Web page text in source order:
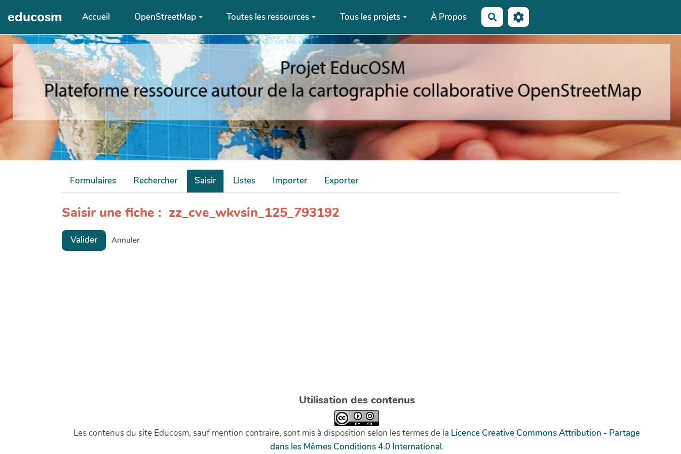
Aller au contenu principal
educosm Accueil OpenStreetMap Toutes les ressources Tous les projets À Propos Rechercher
Formulaires Rechercher Saisir Listes Importer Exporter
Saisir une fiche : zz_cve_wkvsin_125_793192
Valider Annuler
Utilisation des contenus
Les contenus du site Educosm, sauf mention contraire, sont mis à disposition selon les termes de la Licence Creative Commons Attribution - Partage
dans les Mêmes Conditions 4.0 International.